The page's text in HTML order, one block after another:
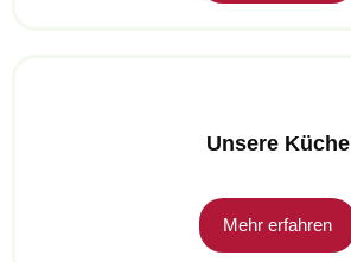
Unsere Küche
Mehr erfahren